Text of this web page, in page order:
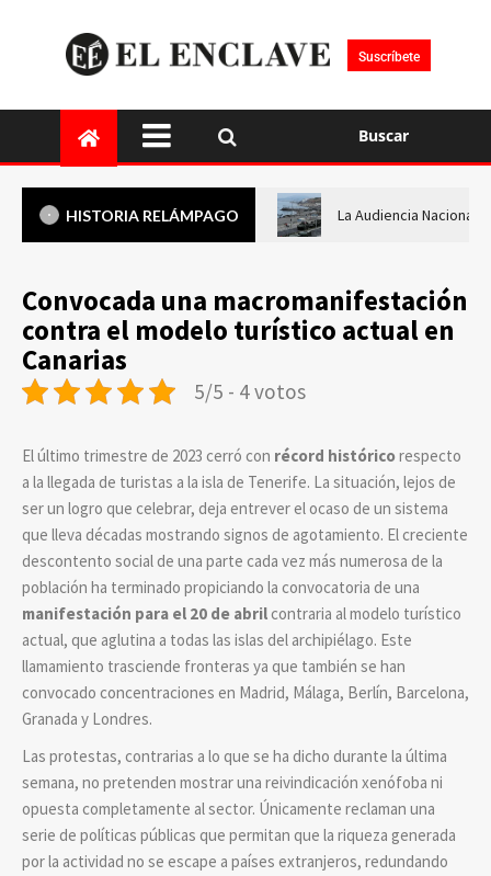
Suscríbete
Buscar
HISTORIA RELÁMPAGO La Audiencia Nacional
Convocada una macromanifestación
contra el modelo turístico actual en
Canarias
5/5 - 4 votos
El último trimestre de 2023 cerró con récord históricorespecto
a la llegada de turistas a la isla de Tenerife. La situación, lejos de
ser un logro que celebrar, deja entrever el ocaso de un sistema
que lleva décadas mostrando signos de agotamiento. El creciente
descontento social de una parte cada vez más numerosa de la
población ha terminado propiciando la convocatoria de una
manifestación para el 20 de abrilcontraria al modelo turístico
actual, que aglutina a todas las islas del archipiélago. Este
llamamiento trasciende fronteras ya que también se han
convocado concentraciones en Madrid, Málaga, Berlín, Barcelona,
Granada y Londres.
Las protestas, contrarias a lo que se ha dicho durante la última
semana, no pretenden mostrar una reivindicación xenófoba ni
opuesta completamente al sector. Únicamente reclaman una
serie de políticas públicas que permitan que la riqueza generada
por la actividad no se escape a países extranjeros, redundando